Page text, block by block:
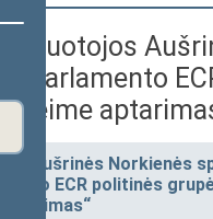
Parlamento
Seime
Aušrinės Norkienės
ECR politinės